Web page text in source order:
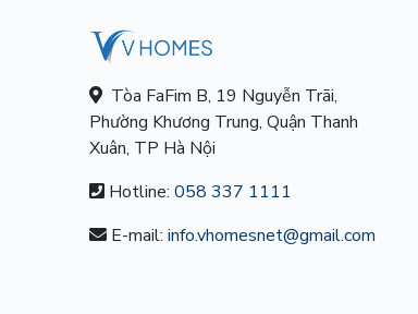
Tòa FaFim B, 19 Nguyễn Trãi,
Phường Khương Trung, Quận Thanh
Xuân, TP Hà Nội
Hotline: 058 337 1111
E-mail: info.vhomesnet@gmail.com